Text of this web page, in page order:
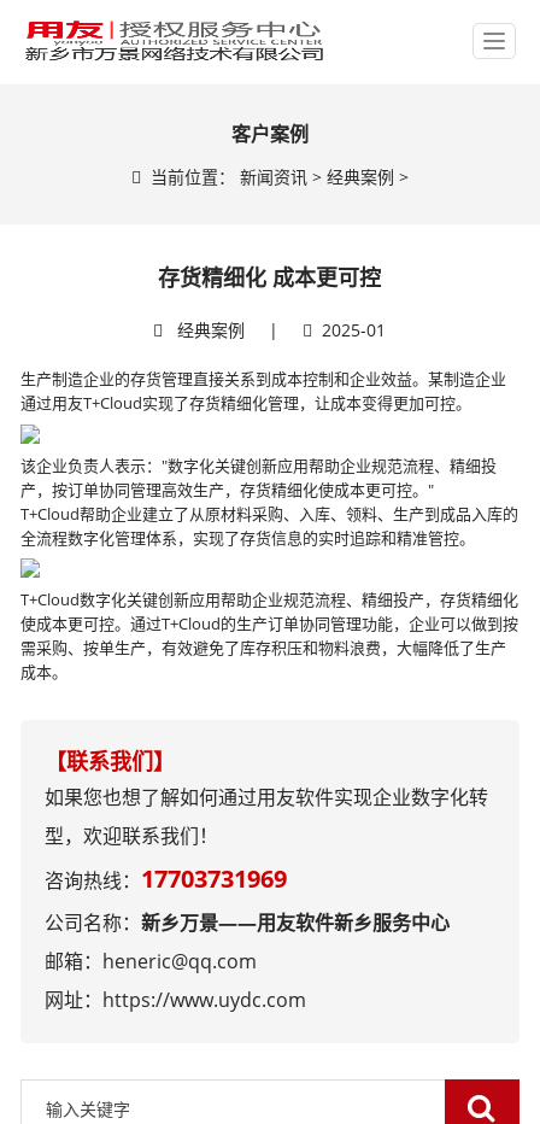
客户案例
当前位置： 新闻资讯> 经典案例 >
存货精细化 成本更可控
经典案例 | 2025-01
生产制造企业的存货管理直接关系到成本控制和企业效益。某制造企业
通过用友T+Cloud实现了存货精细化管理，让成本变得更加可控。
该企业负责人表示："数字化关键创新应用帮助企业规范流程、精细投
产，按订单协同管理高效生产，存货精细化使成本更可控。"
T+Cloud帮助企业建立了从原材料采购、入库、领料、生产到成品入库的
全流程数字化管理体系，实现了存货信息的实时追踪和精准管控。
T+Cloud数字化关键创新应用帮助企业规范流程、精细投产，存货精细化
使成本更可控。通过T+Cloud的生产订单协同管理功能，企业可以做到按
需采购、按单生产，有效避免了库存积压和物料浪费，大幅降低了生产
成本。
【联系我们】
如果您也想了解如何通过用友软件实现企业数字化转
型，欢迎联系我们！
咨询热线： 17703731969
公司名称：新乡万景——用友软件新乡服务中心
邮箱：heneric@qq.com
网址： https://www.uydc.com